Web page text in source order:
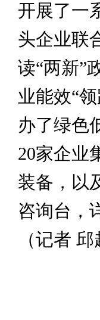
开展了一
头企业联
读“两新”
业能效“
办了绿色
20家企业
装备，以
咨询台，
（记者 邱